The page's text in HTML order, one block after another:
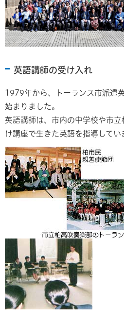
英語講師の受け入れ
1979年から、トーランス市派遣
始まりました。
英語講師は、市内の中学校や市
け講座で生きた英語を指導してい